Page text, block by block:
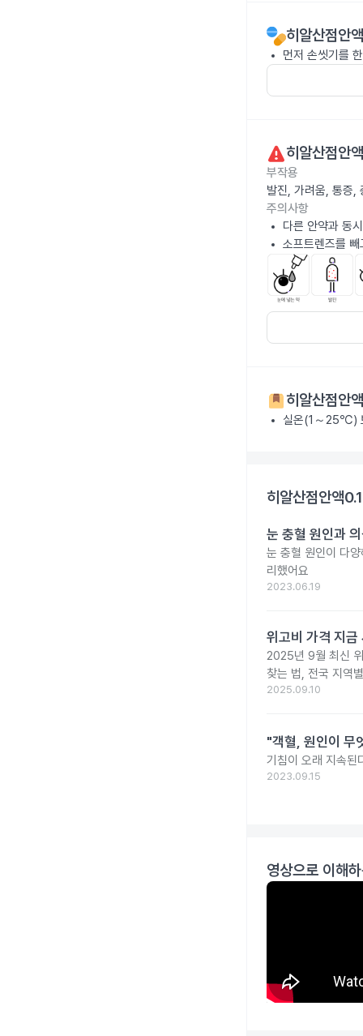
히알산점
먼저 손씻기를
히알산점
부작용
발진, 가려움, 통증,
주의사항
다른 안약과 동
소프트렌즈를
히알산점
실온(1～25℃)
히알산점안액
눈 충혈 원인과
눈 충혈 원인이 다
리했어요
2023.06.19
위고비 가격 지금
2025년 9월 최신
찾는 법, 전국 지역
2025.09.10
"객혈, 원인이 무
기침이 오래 지속된
2023.09.15
영상으로 이해